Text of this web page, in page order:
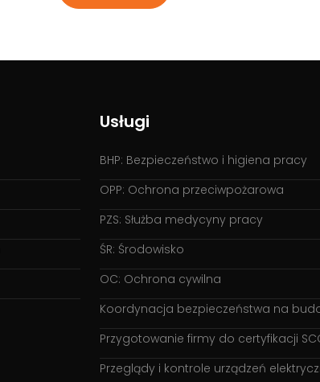
Usługi
BHP: Bezpieczeństwo i higiena pracy
OPP: Ochrona przeciwpożarowa
PZS: Służba medycyny pracy
ŚR: Środowisko
OC: Ochrona cywilna
Koordynacja bezpieczeństwa na
Przygotowanie firmy do certyfikacji
Przeglądy i kontrole urządzeń